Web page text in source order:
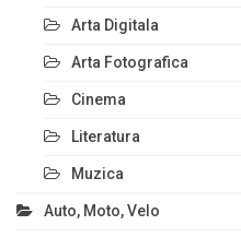
Arta Digitala
Arta Fotografica
Cinema
Literatura
Muzica
Auto, Moto, Velo